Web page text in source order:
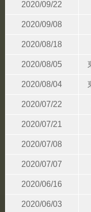
2020/09/22
2020/09/08
2020/08/18
2020/08/05
2020/08/04
2020/07/22
2020/07/21
2020/07/08
2020/07/07
2020/06/16
2020/06/03